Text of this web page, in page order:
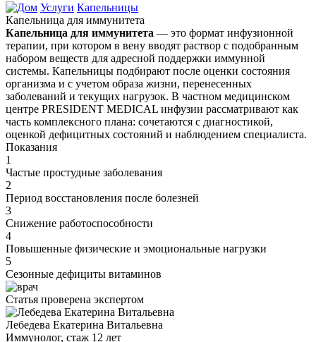
Услуги Капельницы
Капельница для иммунитета
Капельница для иммунитета — это формат инфузионной
терапии, при котором в вену вводят раствор с подобранным
набором веществ для адресной поддержки иммунной
системы. Капельницы подбирают после оценки состояния
организма и с учетом образа жизни, перенесенных
заболеваний и текущих нагрузок. В частном медицинском
центре PRESIDENT MEDICAL инфузии рассматривают как
часть комплексного плана: сочетаются с диагностикой,
оценкой дефицитных состояний и наблюдением специалиста.
Показания
1
Частые простудные заболевания
2
Период восстановления после болезней
3
Снижение работоспособности
4
Повышенные физические и эмоциональные нагрузки
5
Сезонные дефициты витаминов
Статья проверена экспертом
Лебедева Екатерина Витальевна
Иммунолог, стаж 12 лет